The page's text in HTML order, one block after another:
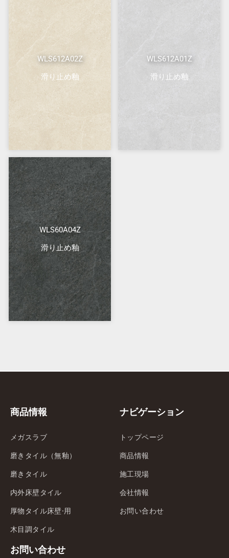
WLS612A02Z
滑り止め釉
WLS612A01Z
滑り止め釉
WLS60A04Z
滑り止め釉
商品情報
メガスラブ
磨きタイル（無釉）
磨きタイル
内外床壁タイル
厚物タイル床壁·用
木目調タイル
ナビゲーション
トップページ
商品情報
施工現場
会社情報
お問い合わせ
お問い合わせ